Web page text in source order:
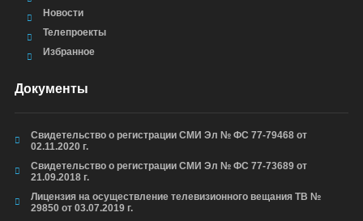
Новости
Телепроекты
Избранное
Документы
Свидетельство о регистрации СМИ Эл № ФС 77-79468 от
02.11.2020 г.
Свидетельство о регистрации СМИ Эл № ФС 77-73689 от
21.09.2018 г.
Лицензия на осуществление телевизионного вещания ТВ №
29850 от 03.07.2019 г.